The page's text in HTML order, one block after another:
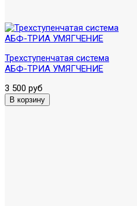
Трехступенчатая система
АБФ-ТРИА УМЯГЧЕНИЕ
3 500 руб